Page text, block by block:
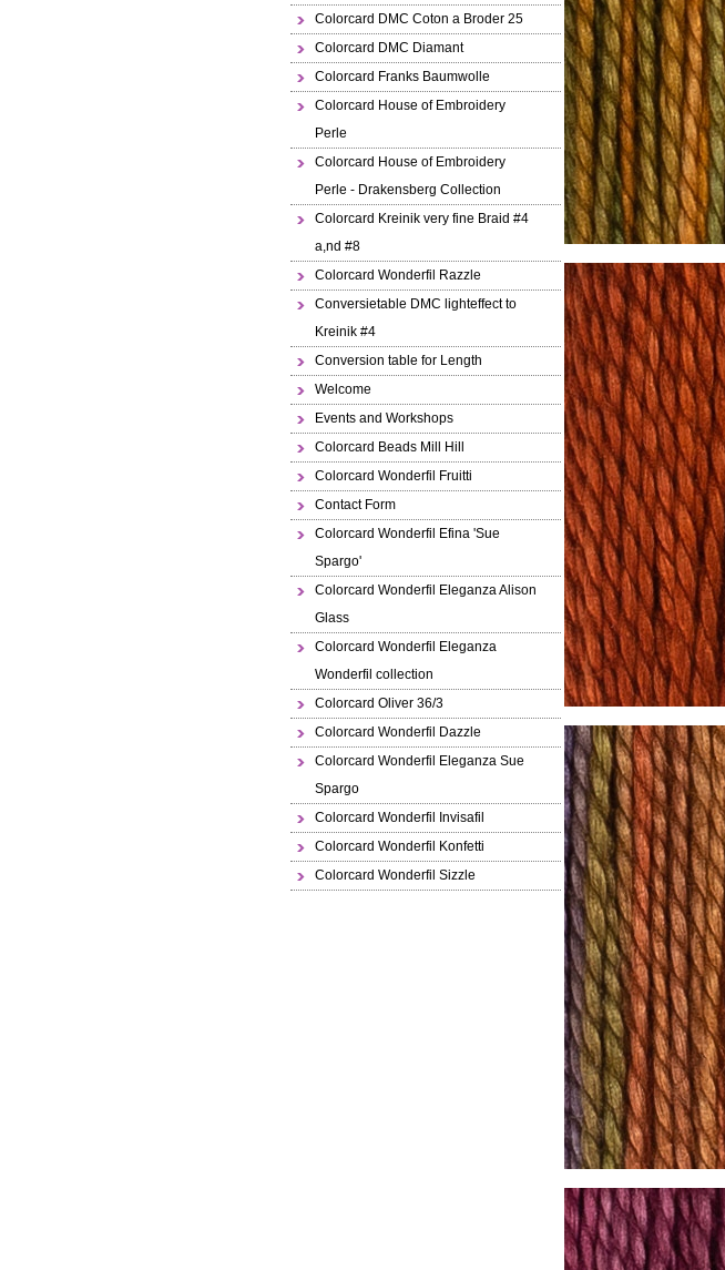
Colorcard DMC Coton a Broder 25
Colorcard DMC Diamant
Colorcard Franks Baumwolle
Colorcard House of Embroidery
Perle
Colorcard House of Embroidery
Perle - Drakensberg Collection
Colorcard Kreinik very fine Braid #4
a,nd #8
Colorcard Wonderfil Razzle
Conversietable DMC lighteffect to
Kreinik #4
Conversion table for Length
Welcome
Events and Workshops
Colorcard Beads Mill Hill
Colorcard Wonderfil Fruitti
Contact Form
Colorcard Wonderfil Efina 'Sue
Spargo'
Colorcard Wonderfil Eleganza Alison
Glass
Colorcard Wonderfil Eleganza
Wonderfil collection
Colorcard Oliver 36/3
Colorcard Wonderfil Dazzle
Colorcard Wonderfil Eleganza Sue
Spargo
Colorcard Wonderfil Invisafil
Colorcard Wonderfil Konfetti
Colorcard Wonderfil Sizzle